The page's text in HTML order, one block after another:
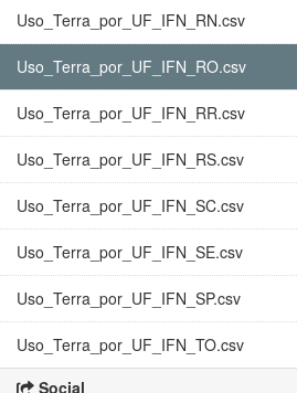
Uso_Terra_por_UF_IFN_RN.csv
Uso_Terra_por_UF_IFN_RO.csv
Uso_Terra_por_UF_IFN_RR.csv
Uso_Terra_por_UF_IFN_RS.csv
Uso_Terra_por_UF_IFN_SC.csv
Uso_Terra_por_UF_IFN_SE.csv
Uso_Terra_por_UF_IFN_SP.csv
Uso_Terra_por_UF_IFN_TO.csv
Social